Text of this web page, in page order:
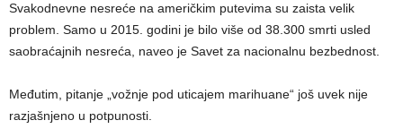
Svakodnevne nesreće na američkim putevima su zaista velik
problem. Samo u 2015. godini je bilo više od 38.300 smrti usled
saobraćajnih nesreća, naveo je Savet za nacionalnu bezbednost.
Međutim, pitanje „vožnje pod uticajem marihuane“ još uvek nije
razjašnjeno u potpunosti.